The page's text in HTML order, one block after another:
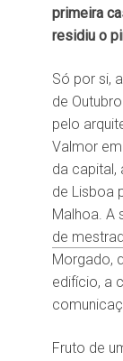
primeira
residiu o
Só por si,
de
pelo
Valmor
da capital,
de Lisboa
Malhoa. A
de
Morgado,
edifício, a
Fruto de